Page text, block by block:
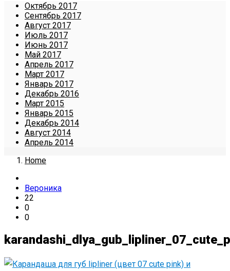
Октябрь 2017
Сентябрь 2017
Август 2017
Июль 2017
Июнь 2017
Май 2017
Апрель 2017
Март 2017
Январь 2017
Декабрь 2016
Март 2015
Январь 2015
Декабрь 2014
Август 2014
Апрель 2014
Home
Вероника
22
0
0